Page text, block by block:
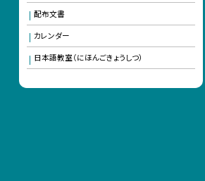
配布文書
カレンダー
日本語教室（にほんごきょうしつ）